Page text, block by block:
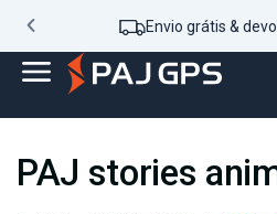
Envio grátis &
PAJ stories